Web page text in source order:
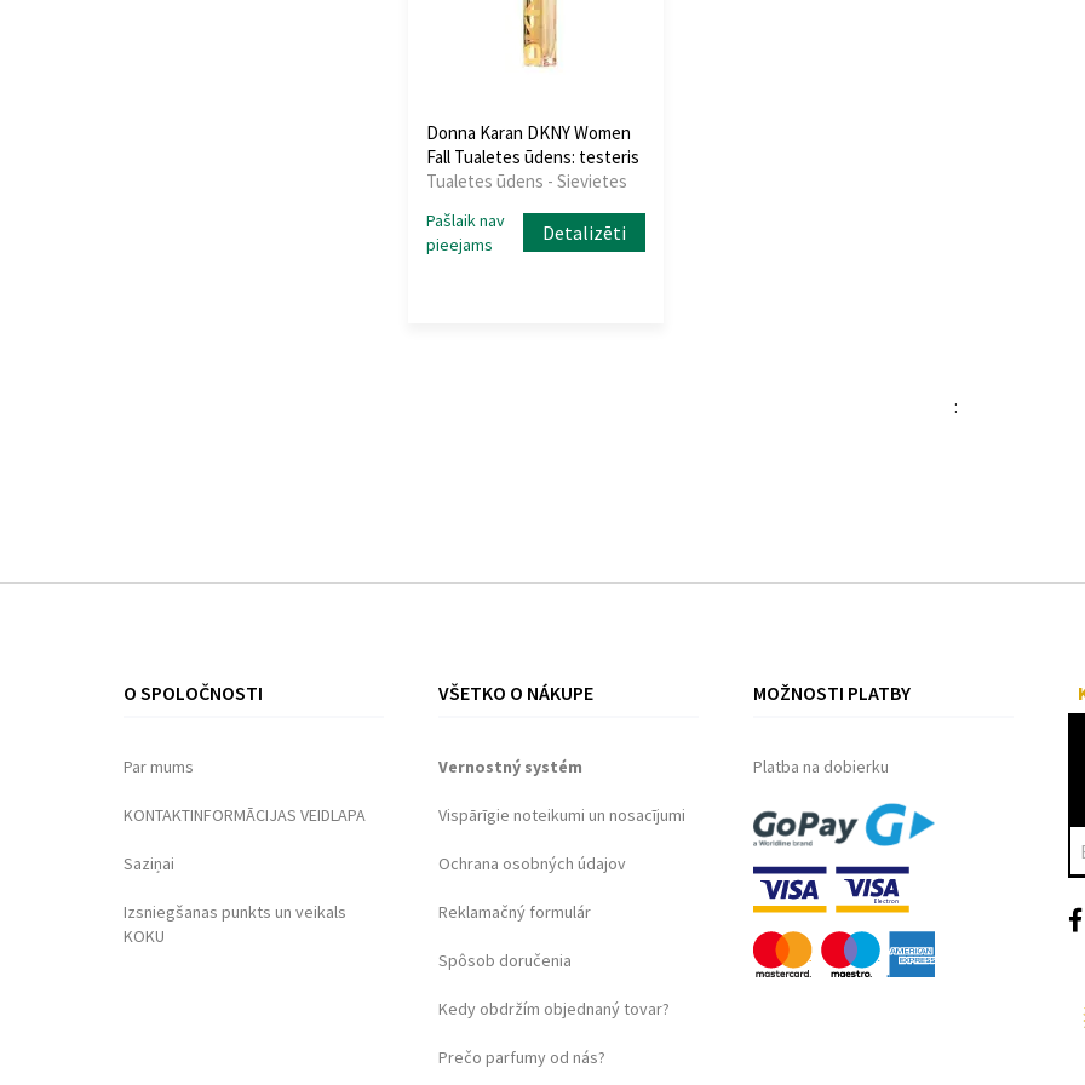
Donna Karan DKNY Women
Fall Tualetes ūdens: testeris
Tualetes ūdens - Sievietes
Pašlaik nav
pieejams
Detalizēti
:
O SPOLOČNOSTI
Par mums
KONTAKTINFORMĀCIJAS VEIDLAPA
Saziņai
Izsniegšanas punkts un veikals
KOKU
VŠETKO O NÁKUPE
Vernostný systém
Vispārīgie noteikumi un nosacījumi
Ochrana osobných údajov
Reklamačný formulár
Spôsob doručenia
Kedy obdržím objednaný tovar?
Prečo parfumy od nás?
MOŽNOSTI PLATBY
Platba na dobierku